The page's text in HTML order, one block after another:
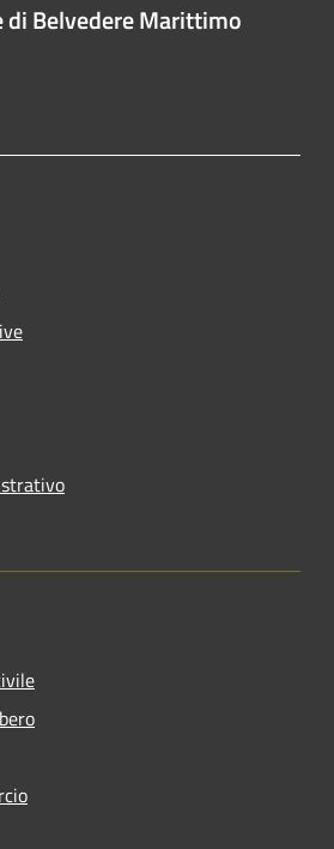
di Belvedere Marittimo